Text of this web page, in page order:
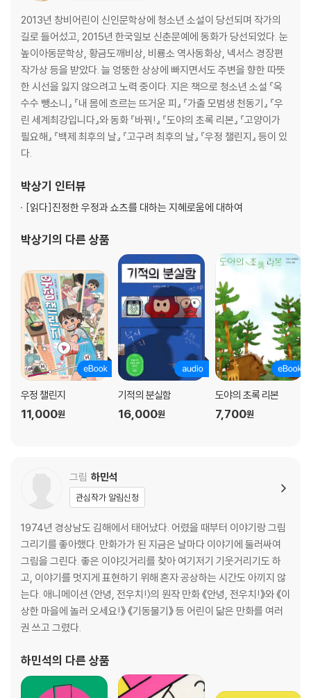
2013년 창비어린이 신인문학상에 청소년 소설이 당선되며 작가의
길로 들어섰고, 2015년 한국일보 신춘문예에 동화가 당선되었다. 눈
높이아동문학상, 황금도깨비상, 비룡소 역사동화상, 넥서스 경장편
작가상 등을 받았다. 늘 엉뚱한 상상에 빠지면서도 주변을 향한 따뜻
한 시선을 잃지 않으려고 노력 중이다. 지은 책으로 청소년 소설 『옥
수수 뺑소니』 『내 몸에 흐르는 뜨거운 피』 『가출 모범생 천동기』 『우
린 세계최강입니다』와 동화 『바꿔!』 『도야의 초록 리본』 『고양이가
필요해』 『백제 최후의 날』 『고구려 최후의 날』 『우정 챌린지』 등이 있
다.
박상기 인터뷰
[읽다]진정한 우정과 쇼츠를 대하는 지혜로움에 대하여
박상기 의 다른 상품
우정 챌린지
11,000원
기적의 분실함
16,000원
도야의 초록 리본
7,700원
그림 하민석
관심작가 알림신청
1974년 경상남도 김해에서 태어났다. 어렸을 때부터 이야기랑 그림
그리기를 좋아했다. 만화가가 된 지금은 날마다 이야기에 둘러싸여
그림을 그린다. 좋은 이야깃거리를 찾아 여기저기 기웃거리기도 하
고, 이야기를 멋지게 표현하기 위해 혼자 공상하는 시간도 아끼지 않
는다. 애니메이션 〈안녕, 전우치!〉의 원작 만화 《안녕, 전우치!》와 《이
상한 마을에 놀러 오세요!》 《기동물기》 등 어린이 닮은 만화를 여러
권 쓰고 그렸다.
하민석의 다른 상품